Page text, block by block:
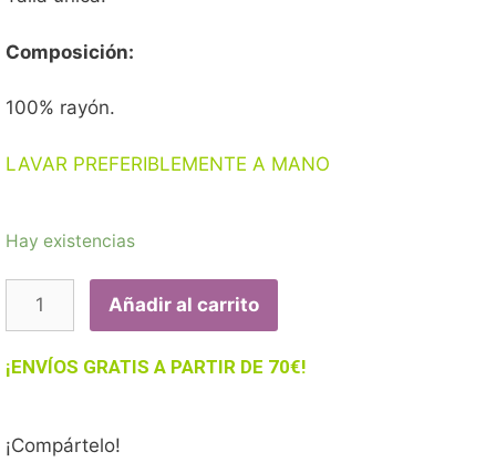
Composición:
100% rayón.
LAVAR PREFERIBLEMENTE A MANO
Hay existencias
Añadir al carrito
¡ENVÍOS GRATIS A PARTIR DE 70€!
¡Compártelo!